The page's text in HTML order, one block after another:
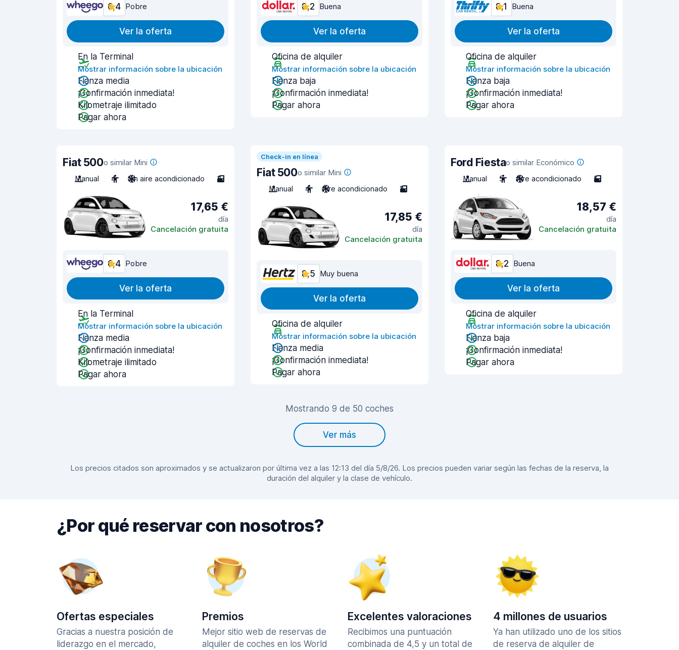
6,4 Pobre
Ver la oferta
En la Terminal
Mostrar información sobre la ubicación
Fianza media
¡Confirmación inmediata!
Kilometraje ilimitado
Pagar ahora
8,2 Buena
Ver la oferta
Oficina de alquiler
Mostrar información sobre la ubicación
Fianza baja
¡Confirmación inmediata!
Pagar ahora
8,1 Buena
Ver la oferta
Oficina de alquiler
Mostrar información sobre la ubicación
Fianza baja
¡Confirmación inmediata!
Pagar ahora
Fiat 500o similar Mini
Manual
4 Sin aire acondicionado 3
17,65 €
día
Cancelación gratuita
6,4 Pobre
Ver la oferta
En la Terminal
Mostrar información sobre la ubicación
Fianza media
¡Confirmación inmediata!
Kilometraje ilimitado
Pagar ahora
Check-in en línea
Fiat 500o similar Mini
Manual
4 Aire acondicionado 2
17,85 €
día
Cancelación gratuita
8,5 Muy buena
Ver la oferta
Oficina de alquiler
Mostrar información sobre la ubicación
Fianza media
¡Confirmación inmediata!
Pagar ahora
Ford Fiestao similar Económico
Manual
5 Aire acondicionado 5
18,57 €
día
Cancelación gratuita
8,2 Buena
Ver la oferta
Oficina de alquiler
Mostrar información sobre la ubicación
Fianza baja
¡Confirmación inmediata!
Pagar ahora
Mostrando 9 de 50 coches
Ver más
Los precios citados son aproximados y se actualizaron por última vez a las 12:13 del día 5/8/26. Los precios pueden variar según las fechas de la reserva, la
duración del alquiler y la clase de vehículo.
¿Por qué reservar con nosotros?
Ofertas especiales
Gracias a nuestra posición de
liderazgo en el mercado,
Premios
Mejor sitio web de reservas de
alquiler de coches en los World
Excelentes valoraciones
Recibimos una puntuación
combinada de 4,5 y un total de
4 millones de usuarios
Ya han utilizado uno de los sitios
de reserva de alquiler de